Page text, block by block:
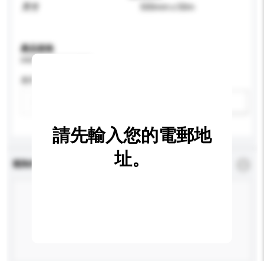
500mm x 50m
產品規格
查詢內容
請先輸入您的電郵地
址。